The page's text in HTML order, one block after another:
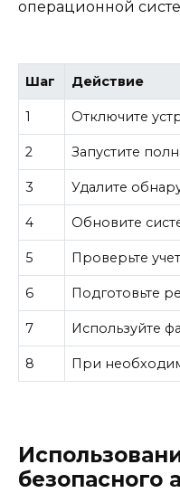
операционной
Шаг Действие
1 Отключите
2 Запустите
3 Удалите
4 Обновите
5 Проверьте
6 Подготовьте
7 Используйте
8 При
безопасного